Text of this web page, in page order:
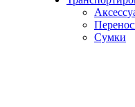
Сумки